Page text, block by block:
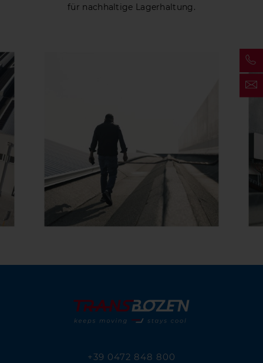
für nachhaltige Lagerhaltung.
+39 0472 848 800